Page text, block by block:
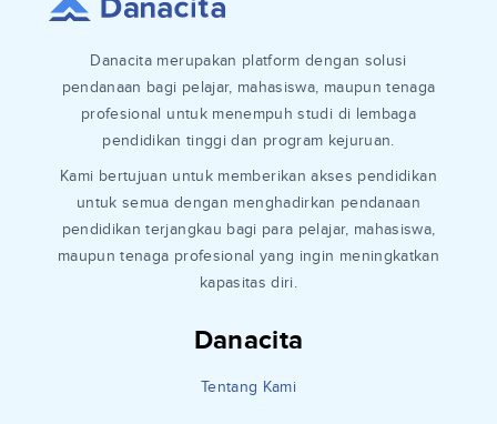
Danacita
Tentang Kami
Danacita merupakan platform dengan solusi
pendanaan bagi pelajar, mahasiswa, maupun tenaga
profesional untuk menempuh studi di lembaga
pendidikan tinggi dan program kejuruan.
Kami bertujuan untuk memberikan akses pendidikan
untuk semua dengan menghadirkan pendanaan
pendidikan terjangkau bagi para pelajar, mahasiswa,
maupun tenaga profesional yang ingin meningkatkan
kapasitas diri.